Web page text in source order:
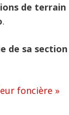
de terrain
.
de sa section
foncière »